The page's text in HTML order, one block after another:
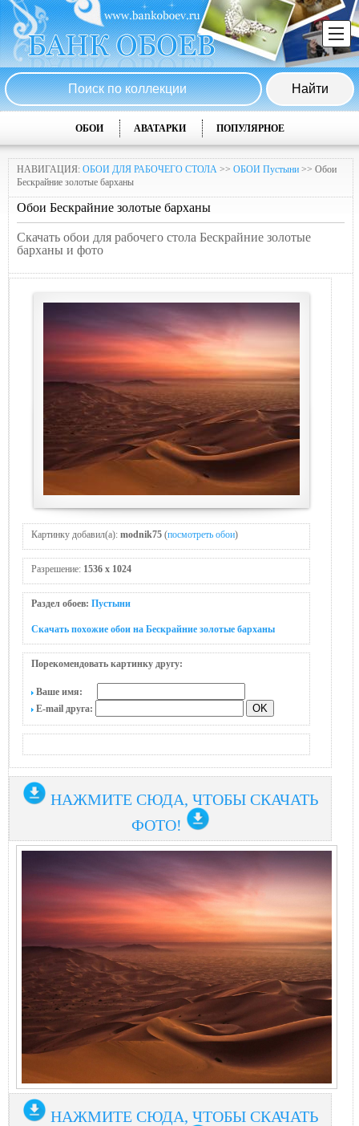
ОБОИ АВАТАРКИ ПОПУЛЯРНОЕ
НАВИГАЦИЯ: ОБОИ ДЛЯ РАБОЧЕГО СТОЛА >> ОБОИ Пустыни >> Обои
Бескрайние золотые барханы
Обои Бескрайние золотые барханы
Скачать обои для рабочего стола Бескрайние золотые
барханы и фото
Картинку добавил(а): modnik75 (посмотреть обои)
Разрешение: 1536 x 1024
Раздел обоев: Пустыни
Скачать похожие обои на Бескрайние золотые барханы
Порекомендовать картинку другу:
Ваше имя:
E-mail друга:
НАЖМИТЕ СЮДА, ЧТОБЫ СКАЧАТЬ
ФОТО!
НАЖМИТЕ СЮДА, ЧТОБЫ СКАЧАТЬ